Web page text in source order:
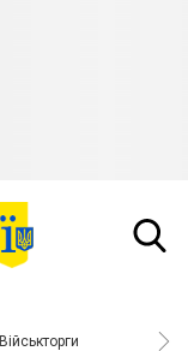
Військторги